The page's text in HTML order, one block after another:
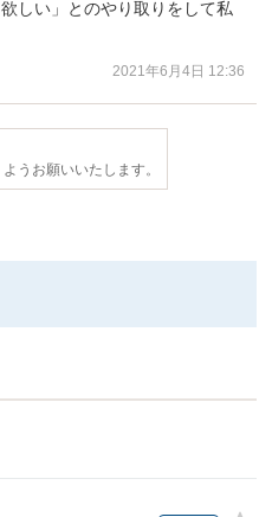
しい」とのやり取りをして私
2021年6月4日 12:36
うお願いいたします。